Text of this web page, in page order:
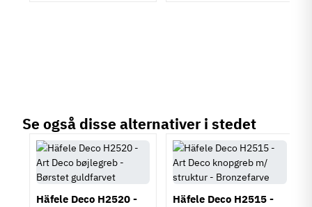
Montering
Påskruning
Type
Grebsliste
Kantgreb
Se også disse alternativer i stedet
Häfele Deco H2520 -
Häfele Deco H2515 -